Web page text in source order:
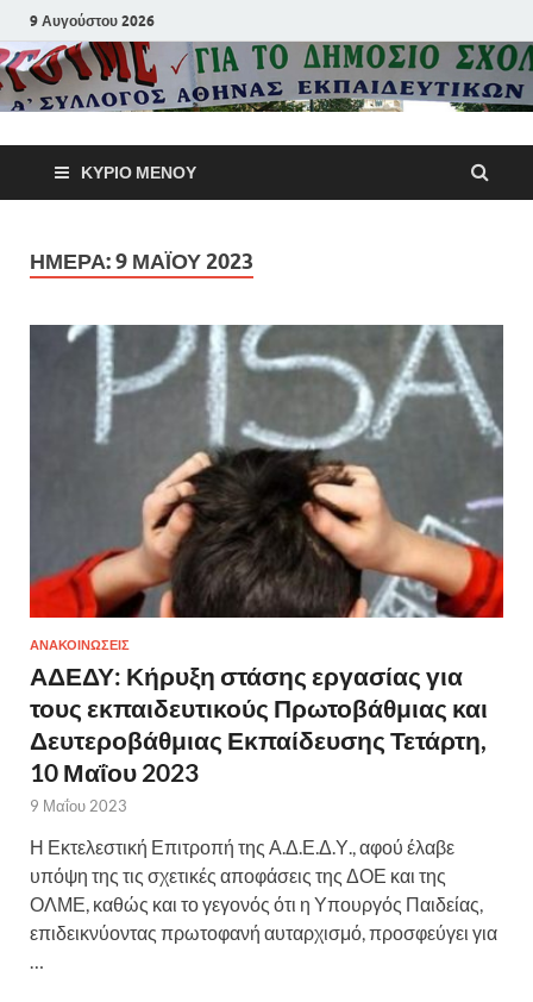
9 Αυγούστου 2026
Α΄
Αθηνών
Π.Ε.
ΚΎΡΙΟ ΜΕΝΟΎ
ΗΜΈΡΑ:9 ΜΑΪ́ΟΥ 2023
ΑΝΑΚΟΙΝΩΣΕΙΣ
ΑΔΕΔΥ: Κήρυξη στάσης εργασίας για
τους εκπαιδευτικούς Πρωτοβάθμιας και
Δευτεροβάθμιας Εκπαίδευσης Τετάρτη,
10 Μαΐου 2023
9 Μαΐου 2023
Η Εκτελεστική Επιτροπή της Α.Δ.Ε.Δ.Υ., αφού έλαβε
υπόψη της τις σχετικές αποφάσεις της ΔΟΕ και της
ΟΛΜΕ, καθώς και το γεγονός ότι η Υπουργός Παιδείας,
επιδεικνύοντας πρωτοφανή αυταρχισμό, προσφεύγει για